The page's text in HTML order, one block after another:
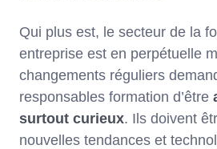
Qui plus est, le secteur de la
entreprise est en perpétuelle
changements réguliers
responsables formation d’être
surtout curieux. Ils doivent
nouvelles tendances et